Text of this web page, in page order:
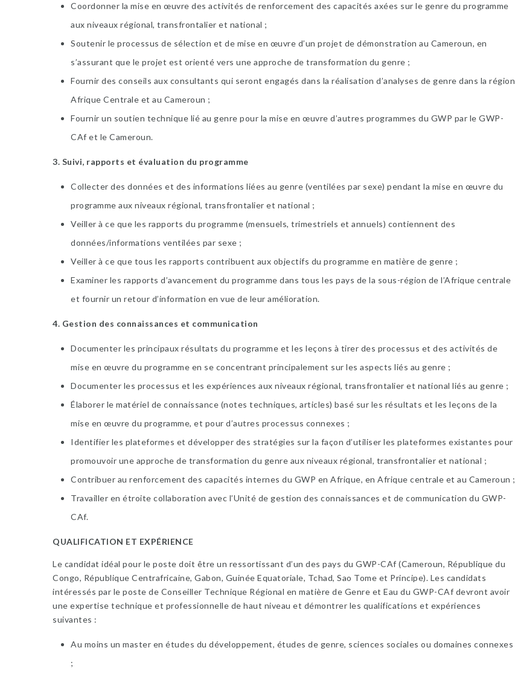
Coordonner la mise en œuvre des activités de renforcement des capacités axées sur le genre du programme
aux niveaux régional, transfrontalier et national ;
Soutenir le processus de sélection et de mise en œuvre d’un projet de démonstration au Cameroun, en
s’assurant que le projet est orienté vers une approche de transformation du genre ;
Fournir des conseils aux consultants qui seront engagés dans la réalisation d’analyses de genre dans la région
Afrique Centrale et au Cameroun ;
Fournir un soutien technique lié au genre pour la mise en œuvre d’autres programmes du GWP par le GWP-
CAf et le Cameroun.
3. Suivi, rapports et évaluation du programme
Collecter des données et des informations liées au genre (ventilées par sexe) pendant la mise en œuvre du
programme aux niveaux régional, transfrontalier et national ;
Veiller à ce que les rapports du programme (mensuels, trimestriels et annuels) contiennent des
données/informations ventilées par sexe ;
Veiller à ce que tous les rapports contribuent aux objectifs du programme en matière de genre ;
Examiner les rapports d’avancement du programme dans tous les pays de la sous-région de l’Afrique centrale
et fournir un retour d’information en vue de leur amélioration.
4. Gestion des connaissances et communication
Documenter les principaux résultats du programme et les leçons à tirer des processus et des activités de
mise en œuvre du programme en se concentrant principalement sur les aspects liés au genre ;
Documenter les processus et les expériences aux niveaux régional, transfrontalier et national liés au genre ;
Élaborer le matériel de connaissance (notes techniques, articles) basé sur les résultats et les leçons de la
mise en œuvre du programme, et pour d’autres processus connexes ;
Identifier les plateformes et développer des stratégies sur la façon d’utiliser les plateformes existantes pour
promouvoir une approche de transformation du genre aux niveaux régional, transfrontalier et national ;
Contribuer au renforcement des capacités internes du GWP en Afrique, en Afrique centrale et au Cameroun ;
Travailler en étroite collaboration avec l’Unité de gestion des connaissances et de communication du GWP-
CAf.
QUALIFICATION ET EXPÉRIENCE
Le candidat idéal pour le poste doit être un ressortissant d’un des pays du GWP-CAf (Cameroun, République du
Congo, République Centrafricaine, Gabon, Guinée Equatoriale, Tchad, Sao Tome et Principe). Les candidats
intéressés par le poste de Conseiller Technique Régional en matière de Genre et Eau du GWP-CAf devront avoir
une expertise technique et professionnelle de haut niveau et démontrer les qualifications et expériences
suivantes :
Au moins un master en études du développement, études de genre, sciences sociales ou domaines connexes
;